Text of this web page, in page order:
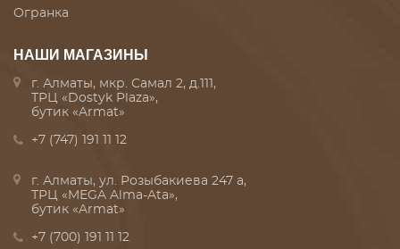
Огранка
НАШИ МАГАЗИНЫ
г. Алматы, мкр. Самал 2, д.111,
ТРЦ «Dostyk Plaza»,
бутик «Armat»
+7 (747) 191 11 12
г. Алматы, ул. Розыбакиева 247 а,
ТРЦ «MEGA Alma-Ata»,
бутик «Armat»
+7 (700) 191 11 12